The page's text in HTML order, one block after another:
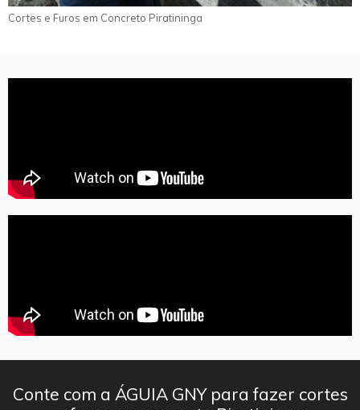
Cortes e Furos em Concreto Piratininga
Conte com a ÁGUIA GNY para fazer cortes